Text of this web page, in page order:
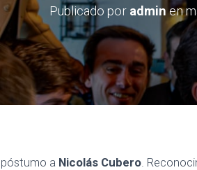
Publicado por adminen
a Nicolás Cubero.